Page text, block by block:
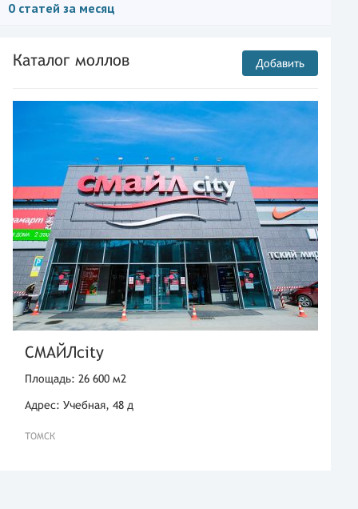
0 статей за месяц
Каталог моллов Добавить
СМАЙЛcity
Площадь: 26 600 м2
Адрес: Учебная, 48 д
ТОМСК